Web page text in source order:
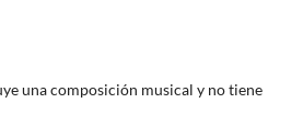
una composición musical y no tiene